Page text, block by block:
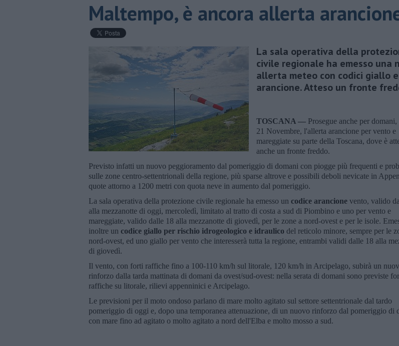
Maltempo, è ancora allerta
La sala operativa della
civile regionale ha emesso una
allerta meteo con codici giallo e
arancione. Atteso un fronte
TOSCANA — Prosegue anche per
21 Novembre, l'allerta arancione per vento e
mareggiate su parte della Toscana, dove è
anche un fronte freddo.
Previsto infatti un nuovo peggioramento dal pomeriggio di domani con piogge più frequenti e
sulle zone centro-settentrionali della regione, più sparse altrove e possibili deboli nevicate in
quote attorno a 1200 metri con quota neve in aumento dal pomeriggio.
La sala operativa della protezione civile regionale ha emesso un codice arancione vento, valido
alla mezzanotte di oggi, mercoledì, limitato al tratto di costa a sud di Piombino e uno per vento e
mareggiate, valido dalle 18 alla mezzanotte di giovedì, per le zone a nord-ovest e per le isole.
inoltre un codice giallo per rischio idrogeologico e idraulico del reticolo minore, sempre per le
nord-ovest, ed uno giallo per vento che interesserà tutta la regione, entrambi validi dalle 18 alla
di giovedì.
Il vento, con forti raffiche fino a 100-110 km/h sul litorale, 120 km/h in Arcipelago, subirà un
rinforzo dalla tarda mattinata di domani da ovest/sud-ovest: nella serata di domani sono previste
raffiche su litorale, rilievi appenninici e Arcipelago.
Le previsioni per il moto ondoso parlano di mare molto agitato sul settore settentrionale dal tardo
pomeriggio di oggi e, dopo una temporanea attenuazione, di un nuovo rinforzo dal pomeriggio di
con mare fino ad agitato o molto agitato a nord dell'Elba e molto mosso a sud.